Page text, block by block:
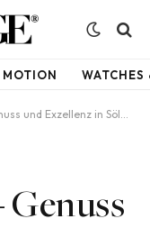
MOTION WATCHES
und Exzellenz in Sölden
Genuss